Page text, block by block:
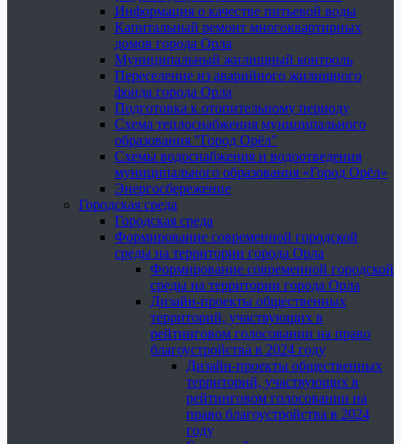
Информация о качестве питьевой воды
Капитальный ремонт многоквартирных
домов города Орла
Муниципальный жилищный контроль
Переселение из аварийного жилищного
фонда города Орла
Подготовка к отопительному периоду
Схема теплоснабжения муниципального
образования "Город Орёл"
Схемы водоснабжения и водоотведения
муниципального образования «Город Орёл»
Энергосбережение
Городская среда
Городская среда
Формирование современной городской
среды на территории города Орла
Формирование современной городской
среды на территории города Орла
Дизайн-проекты общественных
территорий, участвующих в
рейтинговом голосовании на право
благоустройства в 2024 году
Дизайн-проекты общественных
территорий, участвующих в
рейтинговом голосовании на
право благоустройства в 2024
году